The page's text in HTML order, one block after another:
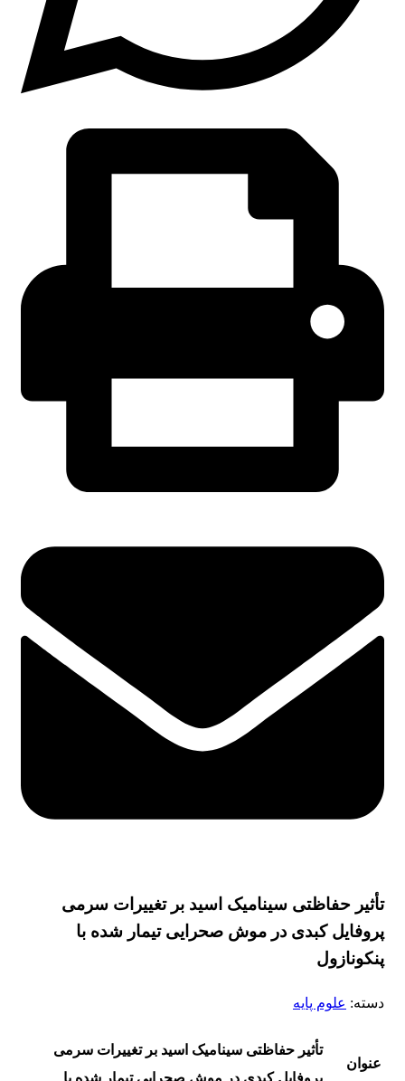
تأثیر ﺣﻔﺎﻇﺘﯽ ﺳﯿﻨﺎﻣﯿﮏ اﺳﯿﺪ ﺑﺮ ﺗﻐﯿﯿﺮات ﺳﺮﻣﯽ
ﭘﺮوﻓﺎﯾﻞ ﮐﺒﺪی در ﻣﻮش ﺻﺤﺮاﯾﯽ ﺗﯿﻤﺎر ﺷﺪه ﺑﺎ
ﭘﻨﮑﻮﻧﺎزول
دسته: علوم پایه
عنوان
تأثیر ﺣﻔﺎﻇﺘﯽ ﺳﯿﻨﺎﻣﯿﮏ اﺳﯿﺪ ﺑﺮ ﺗﻐﯿﯿﺮات ﺳﺮﻣﯽ